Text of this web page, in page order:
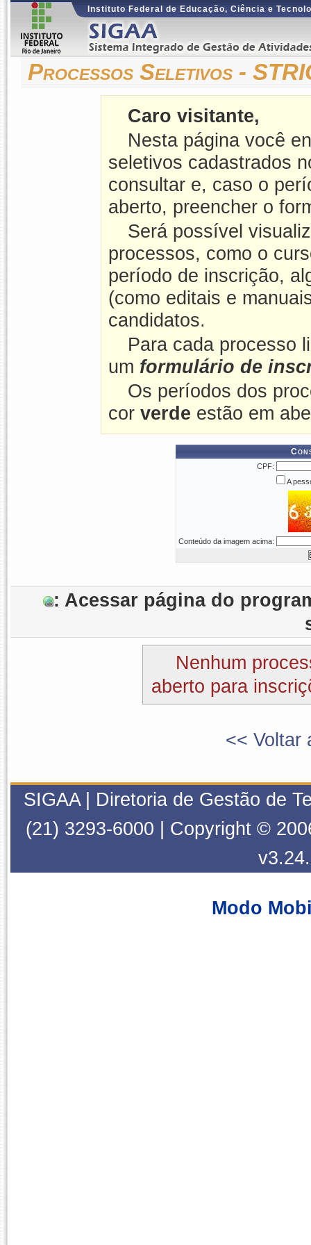
Instituto Federal de Educação, Ciência e
Processos Seletivos -
Caro visitante,
Nesta página você
seletivos cadastrados
consultar e, caso o
aberto, preencher o
Será possível
processos, como o
período de inscrição,
(como editais e
candidatos.
Para cada processo
um formulário de
Os períodos dos
cor verde estão em
CPF:
A
Conteúdo da imagem acima:
: Acessar página do
Nenhum
aberto para
<< Voltar
SIGAA | Diretoria de Gestão de
(21) 3293-6000 | Copyright ©
Modo